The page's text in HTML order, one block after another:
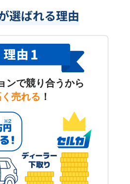
選ばれる理由
ンで競り合うから
売れる ！